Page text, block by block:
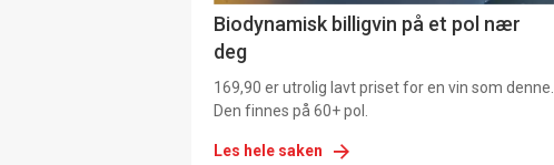
Biodynamisk billigvin på et pol nær
deg
169,90 er utrolig lavt priset for en vin som denne.
Den finnes på 60+ pol.
Les hele saken